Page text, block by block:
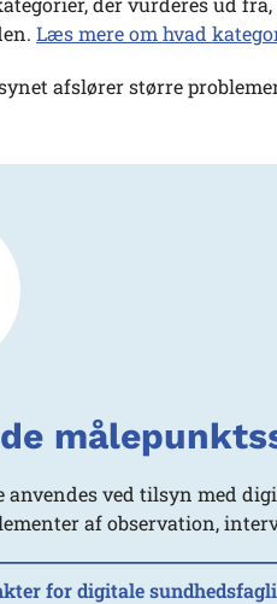
Læs mere om hvad
afslører større
anvendes ved tilsyn med
af observation,
for digitale